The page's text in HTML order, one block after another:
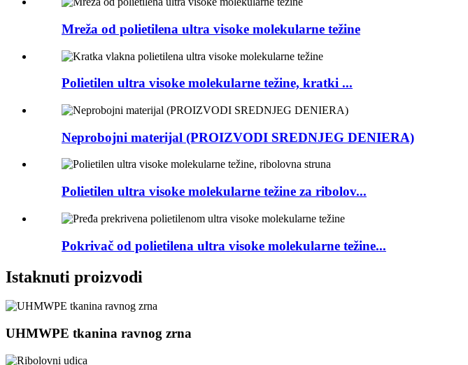
Mreža od polietilena ultra visoke molekularne težine
Polietilen ultra visoke molekularne težine, kratki ...
Neprobojni materijal (PROIZVODI SREDNJEG DENIERA)
Polietilen ultra visoke molekularne težine za ribolov...
Pokrivač od polietilena ultra visoke molekularne težine...
Istaknuti proizvodi
UHMWPE tkanina ravnog zrna